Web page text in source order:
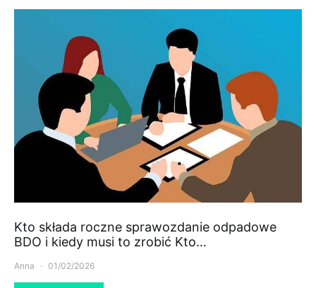
Kto składa roczne sprawozdanie odpadowe
BDO i kiedy musi to zrobić Kto…
Anna 01/02/2026